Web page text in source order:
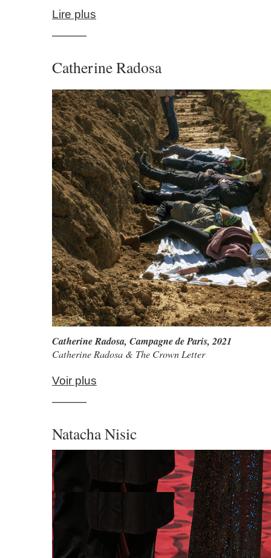
Lire plus
———
Catherine Radosa
Catherine Radosa, Campagne de Paris, 2021
Catherine Radosa & The Crown Letter
Voir plus
———
Natacha Nisic